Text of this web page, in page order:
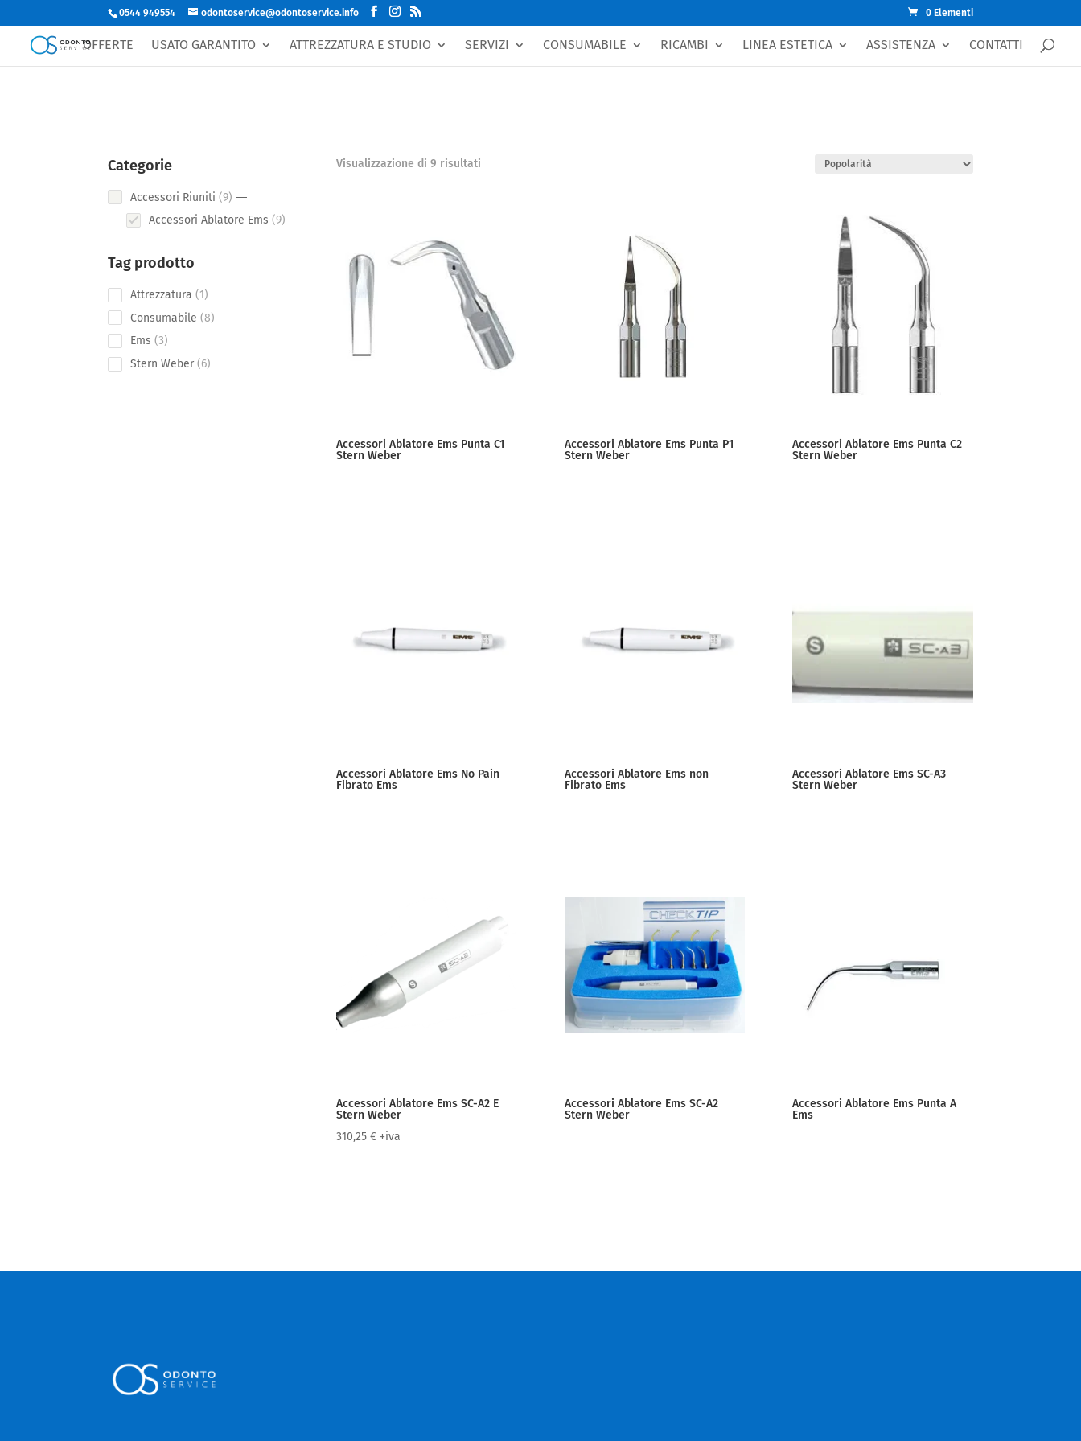
0544 949554 odontoservice@odontoservice.info 0 Elementi
OFFERTE USATO GARANTITO ATTREZZATURA E STUDIO SERVIZI CONSUMABILE RICAMBI LINEA ESTETICA ASSISTENZA CONTATTI
Categorie
Accessori Riuniti 99
products
Accessori Ablatore Ems 99
Tag prodotto
Attrezzatura 11
product
Consumabile 88
Ems 33
products
Stern Weber 66
Visualizzazione di 9 risultatiPopolarità
Accessori Ablatore Ems Punta C1
Stern Weber
Accessori Ablatore Ems Punta P1
Stern Weber
Accessori Ablatore Ems Punta C2
Stern Weber
Accessori Ablatore Ems No Pain
Fibrato Ems
Accessori Ablatore Ems non
Fibrato Ems
Accessori Ablatore Ems SC-A3
Stern Weber
Accessori Ablatore Ems SC-A2 E
Stern Weber
310,25 € +iva
Accessori Ablatore Ems SC-A2
Stern Weber
Accessori Ablatore Ems Punta A
Ems